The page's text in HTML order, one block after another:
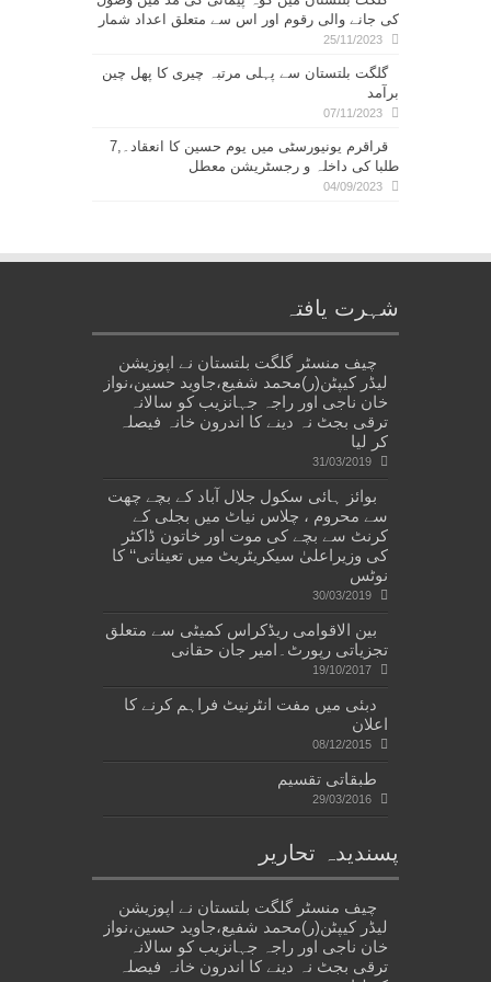
کی جانے والی رقوم اور اس سے متعلق اعداد شمار
25/11/2023
گلگت بلتستان سے پہلی مرتبہ چیری کا پھل چین
برآمد
07/11/2023
قراقرم یونیورسٹی میں یوم حسین کا انعقاد۔,7
طلبا کی داخلہ و رجسٹریشن معطل
04/09/2023
شہرت یافتہ
چیف منسٹر گلگت بلتستان نے اپوزیشن
لیڈر کیپٹن(ر)محمد شفیع،جاوید حسین،نواز
خان ناجی اور راجہ جہانزیب کو سالانہ
ترقی بجٹ نہ دینے کا اندرون خانہ فیصلہ
کر لیا
31/03/2019
بوائز ہائی سکول جلال آباد کے بچے چھت
سے محروم ، چلاس نیاٹ میں بجلی کے
کرنٹ سے بچے کی موت اور خاتون ڈاکٹر
کی وزیراعلیٰ سیکریٹریٹ میں تعیناتی‘‘ کا
نوٹس
30/03/2019
بین الاقوامی ریڈکراس کمیٹی سے متعلق
تجزیاتی رپورٹ۔امیر جان حقانی
19/10/2017
دبئی میں مفت انٹرنیٹ فراہم کرنے کا
اعلان
08/12/2015
طبقاتی تقسیم
29/03/2016
پسندیدہ تحاریر
چیف منسٹر گلگت بلتستان نے اپوزیشن
لیڈر کیپٹن(ر)محمد شفیع،جاوید حسین،نواز
خان ناجی اور راجہ جہانزیب کو سالانہ
ترقی بجٹ نہ دینے کا اندرون خانہ فیصلہ